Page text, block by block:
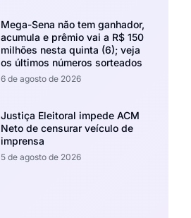
Mega-Sena não tem ganhador,
acumula e prêmio vai a R$ 150
milhões nesta quinta (6); veja
os últimos números sorteados
6 de agosto de 2026
Justiça Eleitoral impede ACM
Neto de censurar veículo de
imprensa
5 de agosto de 2026